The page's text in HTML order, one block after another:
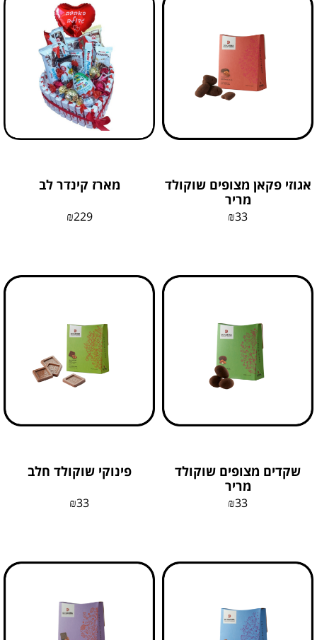
אגוזי פקאן מצופים שוקולד
מריר
₪33
מארז קינדר לב
₪229
שקדים מצופים שוקולד
מריר
₪33
פינוקי שוקולד חלב
₪33